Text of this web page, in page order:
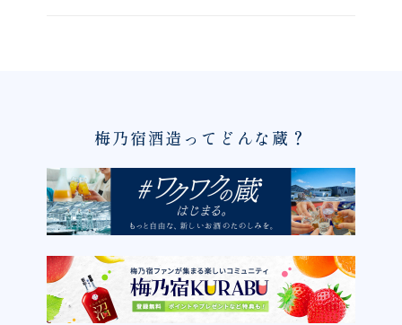
梅乃宿酒造ってどんな蔵？